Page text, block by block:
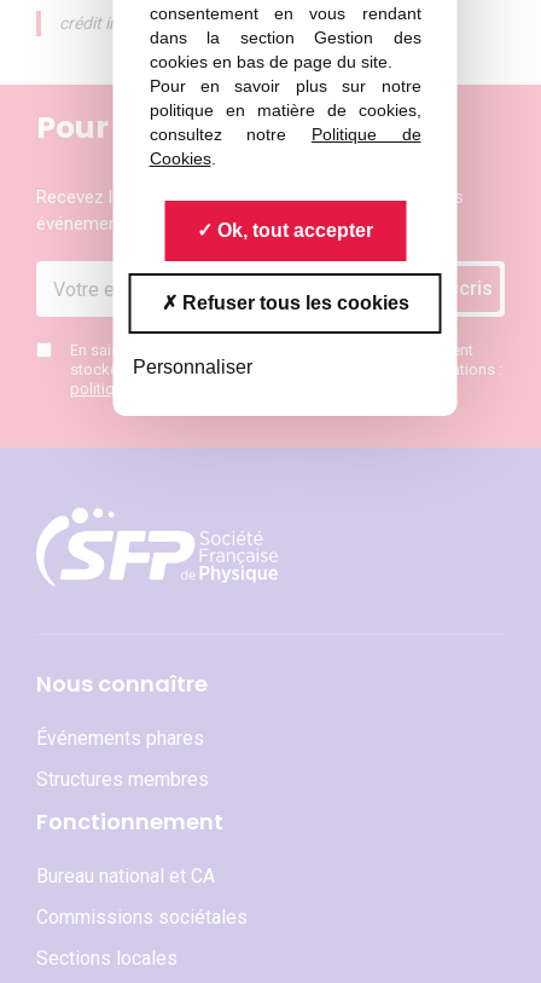
consentement en vous rendant
dans la section Gestion des
cookies en bas de page du site.
Pour en savoir plus sur notre
politique en matière de cookies,
consultez notre Politique de
Cookies.
Ok, tout accepter
Refuser tous les cookies
Personnaliser
crédit image : Julien Jarrige
Pour ne rien manquer
Recevez les actualités et les invitations aux prochains
événements de la Société Française de Physique
En saisissant mon mail j’accepte que mes données soient
stockées et de recevoir la newsletter SFP. Plus d’informations :
politique de confidentialité
Nous connaître
Événements phares
Structures membres
Fonctionnement
Bureau national et CA
Commissions sociétales
Sections locales